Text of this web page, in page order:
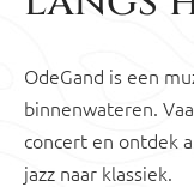
OdeGand is een
binnenwateren.
concert en ontdek
jazz naar klassiek.